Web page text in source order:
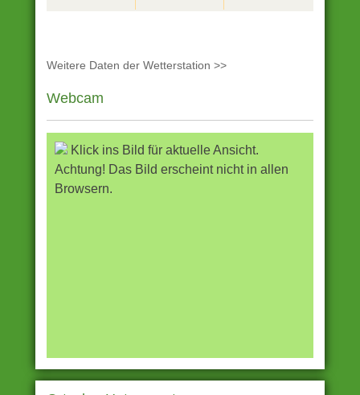
Weitere Daten der Wetterstation >>
Webcam
Klick ins Bild für aktuelle Ansicht.
Achtung! Das Bild erscheint nicht in allen
Browsern.